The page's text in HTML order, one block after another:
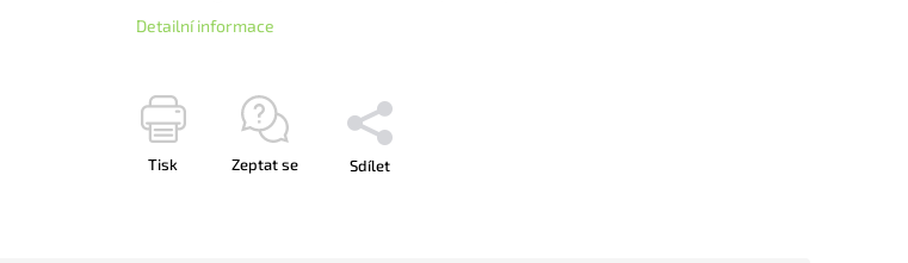
Detailní informace
Tisk Zeptat se Sdílet